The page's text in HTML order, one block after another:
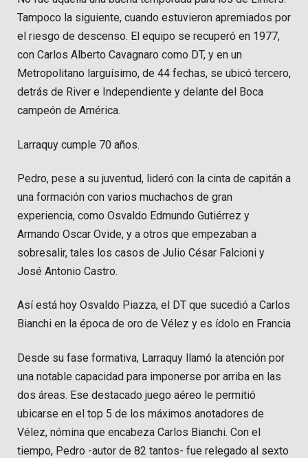
Tampoco la siguiente, cuando estuvieron apremiados por
el riesgo de descenso. El equipo se recuperó en 1977,
con Carlos Alberto Cavagnaro como DT, y en un
Metropolitano larguísimo, de 44 fechas, se ubicó tercero,
detrás de River e Independiente y delante del Boca
campeón de América.
Larraquy cumple 70 años.
Pedro, pese a su juventud, lideró con la cinta de capitán a
una formación con varios muchachos de gran
experiencia, como Osvaldo Edmundo Gutiérrez y
Armando Oscar Ovide, y a otros que empezaban a
sobresalir, tales los casos de Julio César Falcioni y
José Antonio Castro.
Así está hoy Osvaldo Piazza, el DT que sucedió a Carlos
Bianchi en la época de oro de Vélez y es ídolo en Francia
Desde su fase formativa, Larraquy llamó la atención por
una notable capacidad para imponerse por arriba en las
dos áreas. Ese destacado juego aéreo le permitió
ubicarse en el top 5 de los máximos anotadores de
Vélez, nómina que encabeza Carlos Bianchi. Con el
tiempo, Pedro -autor de 82 tantos- fue relegado al sexto